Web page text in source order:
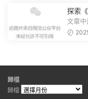
探索
赴手
文章中遊戲
歸檔
歸檔